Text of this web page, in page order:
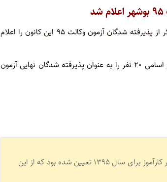
کانون وکلای دادگستری بوشهر، با انتشار دو اطلاعیه، اسامی ۱۹ نفر دیگر از پذیرفته شدگان آزمون وکالت ۹۵ این کانون را اعلام
ظرفیت کانون وکلای بوشهر برای سال ۱۳۹۵، چهل نفر تعیین شده بود و این کانون پیش تر اسامی ۲۰ نفر را به عنوان پذیرفته شدگان نهایی آزمون
ظرفیت این کانون به موجب مجوز کمیسیون نیاز، تعداد ۴۰ نفر کارآموز برای سال ۱۳۹۵ تعیین شده بود که از این